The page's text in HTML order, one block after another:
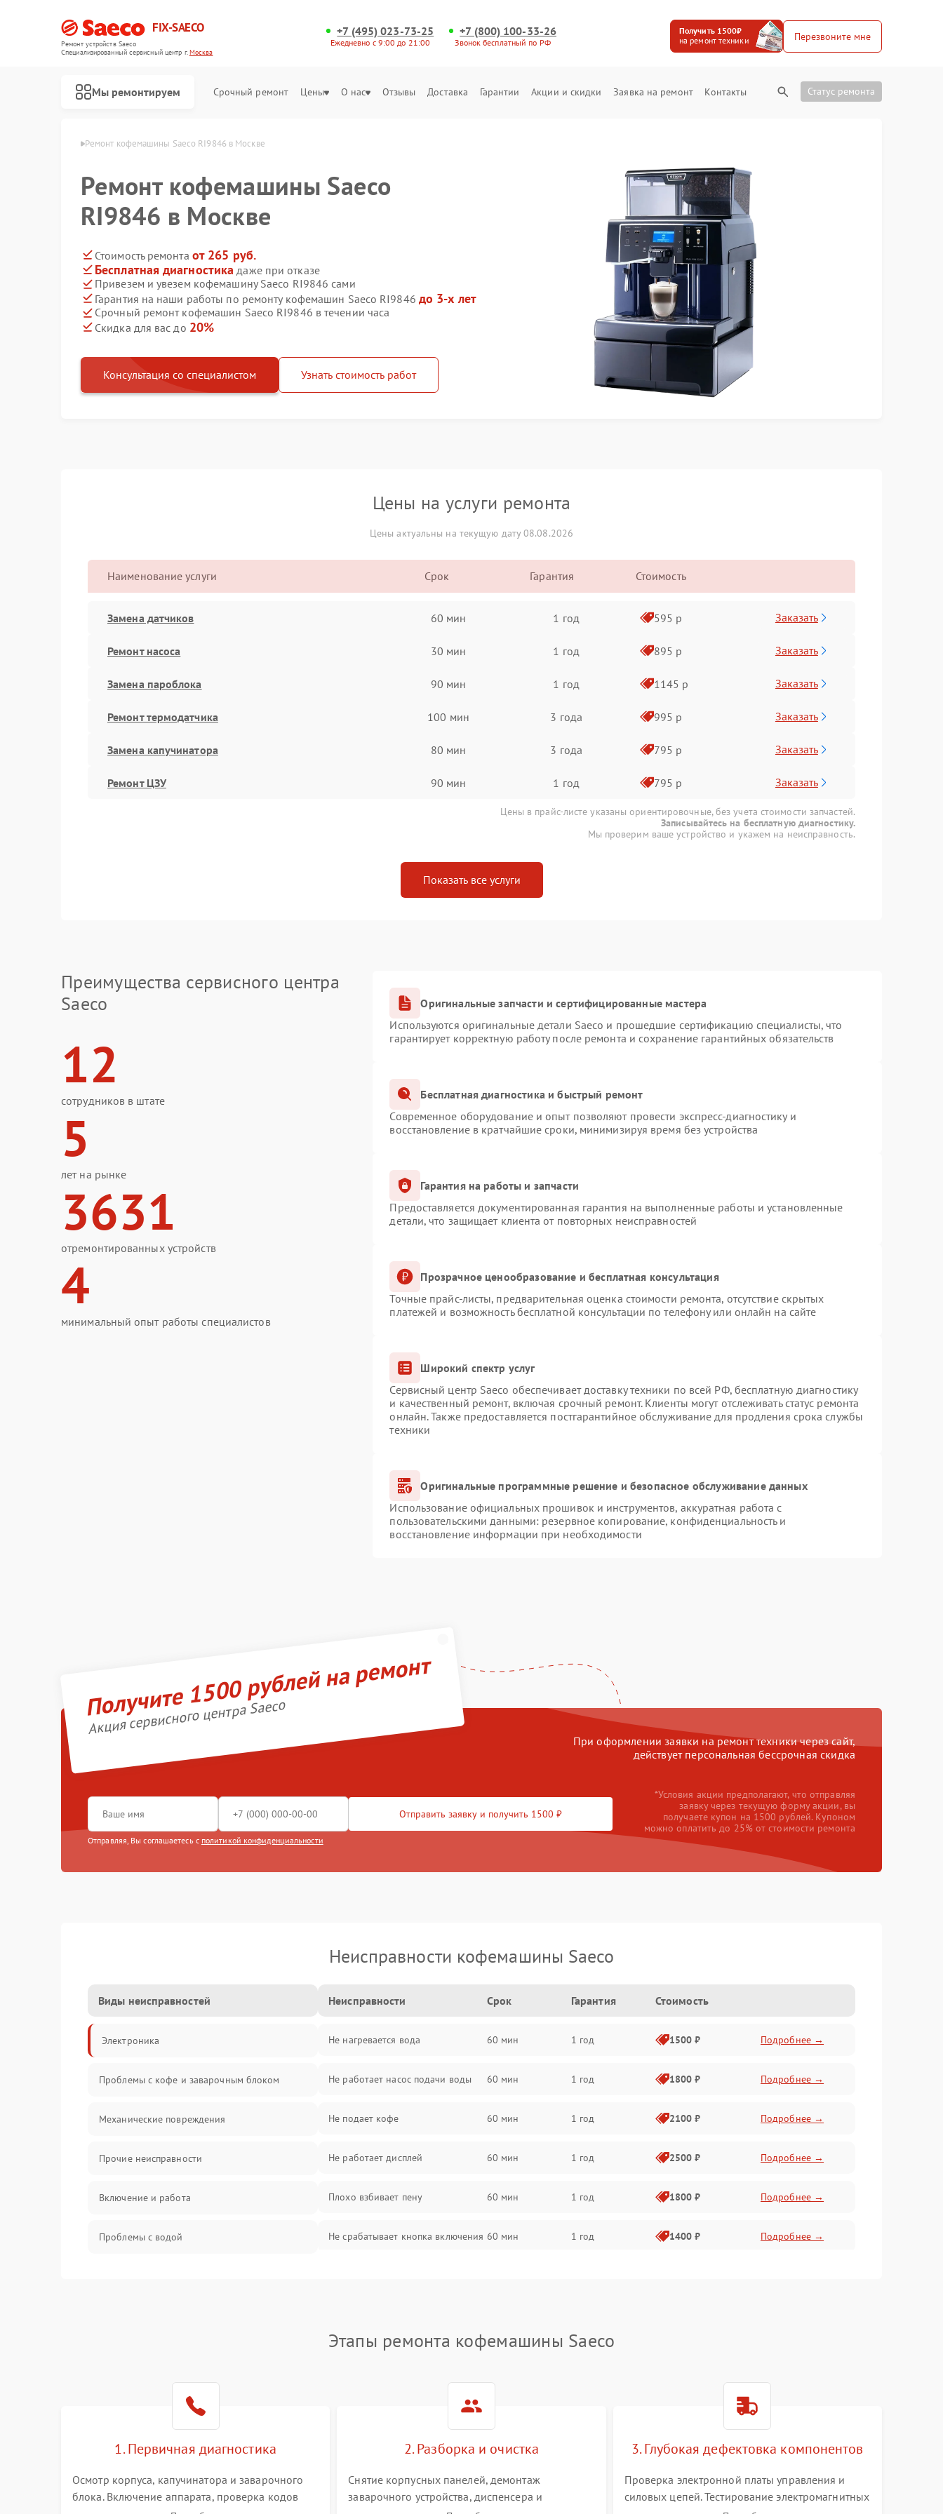
FIX-SAECO
Ремонт устройств Saeco
Специализированный cервисный центр г.Москва
+7 (495) 023-73-25
Ежедневно с 9:00 до 21:00
+7 (800) 100-33-26
Звонок бесплатный по РФ
Получить 1500₽
на ремонт техники
Перезвоните мне
Мы ремонтируем Срочный ремонт Цены О нас Отзывы Доставка Гарантии Акции и скидки Заявка на ремонт Контакты Статус ремонта
Ремонт кофемашины Saeco RI9846 в Москве
Ремонт кофемашины Saeco
RI9846 в Москве
Стоимость ремонта от 265 руб.
Бесплатная диагностика даже при отказе
Привезем и увезем кофемашину Saeco RI9846 сами
Гарантия на наши работы по ремонту кофемашин Saeco RI9846 до 3-х лет
Срочный ремонт кофемашин Saeco RI9846 в течении часа
Скидка для вас до 20%
Консультация со специалистом Узнать стоимость работ
Цены на услуги ремонта
Цены актуальны на текущую дату 08.08.2026
Наименование услуги Срок Гарантия Стоимость
Замена датчиков 60 мин 1 год 595 р Заказать
Ремонт насоса 30 мин 1 год 895 р Заказать
Замена пароблока 90 мин 1 год 1145 р Заказать
Ремонт термодатчика 100 мин 3 года 995 р Заказать
Замена капучинатора 80 мин 3 года 795 р Заказать
Ремонт ЦЗУ 90 мин 1 год 795 р Заказать
Цены в прайс-листе указаны ориентировочные, без учета стоимости запчастей.
Записывайтесь на бесплатную диагностику.
Мы проверим ваше устройство и укажем на неисправность.
Показать все услуги
Преимущества сервисного центра
Saeco
12
сотрудников в штате
5
лет на рынке
3631
отремонтированных устройств
4
минимальный опыт работы специалистов
Оригинальные запчасти и сертифицированные мастера
Используются оригинальные детали Saeco и прошедшие сертификацию специалисты, что
гарантирует корректную работу после ремонта и сохранение гарантийных обязательств
Бесплатная диагностика и быстрый ремонт
Современное оборудование и опыт позволяют провести экспресс-диагностику и
восстановление в кратчайшие сроки, минимизируя время без устройства
Гарантия на работы и запчасти
Предоставляется документированная гарантия на выполненные работы и установленные
детали, что защищает клиента от повторных неисправностей
Прозрачное ценообразование и бесплатная консультация
Точные прайс-листы, предварительная оценка стоимости ремонта, отсутствие скрытых
платежей и возможность бесплатной консультации по телефону или онлайн на сайте
Широкий спектр услуг
Сервисный центр Saeco обеспечивает доставку техники по всей РФ, бесплатную диагностику
и качественный ремонт, включая срочный ремонт. Клиенты могут отслеживать статус ремонта
онлайн. Также предоставляется постгарантийное обслуживание для продления срока службы
техники
Оригинальные программные решение и безопасное обслуживание данных
Использование официальных прошивок и инструментов, аккуратная работа с
пользовательскими данными: резервное копирование, конфиденциальность и
восстановление информации при необходимости
Получите 1500 рублей на ремонт
Акция сервисного центра Saeco
При оформлении заявки на ремонт техники через сайт,
действует персональная бессрочная скидка
Отправить заявку и получить 1500 ₽
Отправляя, Вы соглашаетесь с политикой конфиденциальности
*Условия акции предполагают, что отправляя
заявку через текущую форму акции, вы
получаете купон на 1500 рублей. Купоном
можно оплатить до 25% от стоимости ремонта
Неисправности кофемашины Saeco
Виды неисправностей
Электроника
Проблемы с кофе и заварочным блоком
Механические повреждения
Прочие неисправности
Включение и работа
Проблемы с водой
Неисправности Срок Гарантия Стоимость
Не нагревается вода 60 мин 1 год 1500 ₽ Подробнее →
Не работает насос подачи воды 60 мин 1 год 1800 ₽ Подробнее →
Не подает кофе 60 мин 1 год 2100 ₽ Подробнее →
Не работает дисплей 60 мин 1 год 2500 ₽ Подробнее →
Плохо взбивает пену 60 мин 1 год 1800 ₽ Подробнее →
Не срабатывает кнопка включения 60 мин 1 год 1400 ₽ Подробнее →
Этапы ремонта кофемашины Saeco
1. Первичная диагностика
Осмотр корпуса, капучинатора и заварочного
блока. Включение аппарата, проверка кодов
2. Разборка и очистка
Снятие корпусных панелей, демонтаж
заварочного устройства, диспенсера и
3. Глубокая дефектовка компонентов
Проверка электронной платы управления и
силовых цепей. Тестирование электромагнитных